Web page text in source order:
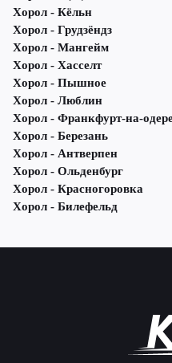
Хорол - Кёльн
Хорол - Грудзёндз
Хорол - Мангейм
Хорол - Хасселт
Хорол - Пышное
Хорол - Люблин
Хорол - Франкфурт-на-
Хорол - Березань
Хорол - Антверпен
Хорол - Ольденбург
Хорол - Красногоровка
Хорол - Билефельд